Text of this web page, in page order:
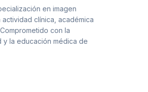
en imagen
clínica, académica
con la
y la educación médica de